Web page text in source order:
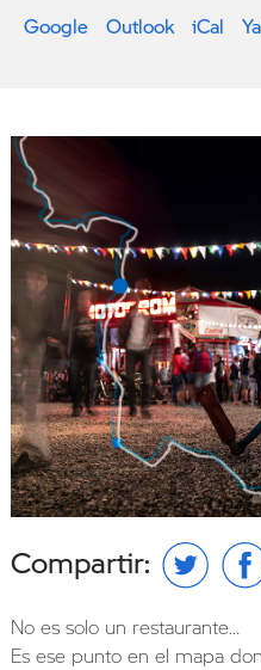
Google
Outlook iCal
No es solo un restaurante…
Es ese punto en el mapa
Compartir: